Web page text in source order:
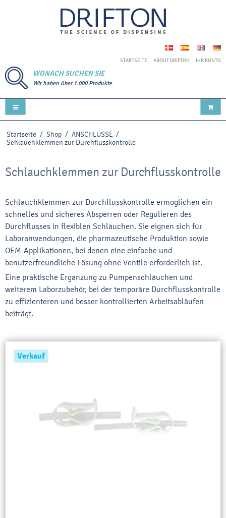
STARTSEITE ABOUT DRIFTON IHR KONTO
WONACH SUCHEN SIE
Wir haben über 1.000 Produkte
Startseite / Shop / ANSCHLÜSSE /
Schlauchklemmen zur Durchflusskontrolle
Schlauchklemmen zur Durchflusskontrolle
Schlauchklemmen zur Durchflusskontrolle ermöglichen ein
schnelles und sicheres Absperren oder Regulieren des
Durchflusses in flexiblen Schläuchen. Sie eignen sich für
Laboranwendungen, die pharmazeutische Produktion sowie
OEM-Applikationen, bei denen eine einfache und
benutzerfreundliche Lösung ohne Ventile erforderlich ist.
Eine praktische Ergänzung zu Pumpenschläuchen und
weiterem Laborzubehör, bei der temporäre Durchflusskontrolle
zu effizienteren und besser kontrollierten Arbeitsabläufen
beiträgt.
Verkauf